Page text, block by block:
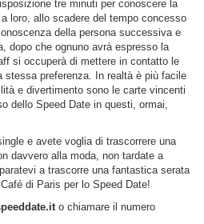
tre minuti per conoscere la
loro, allo scadere del tempo concesso
della persona successiva e
dopo che ognuno avrà espresso la
si occuperà di mettere in contatto le
stessa preferenza. In realtà è più facile
e divertimento sono le carte vincenti
dello Speed Date in questi, ormai,
e avete voglia di trascorrere una
davvero alla moda, non tardate a
a trascorre una fantastica serata
di Paris per lo Speed Date!
o chiamare il numero